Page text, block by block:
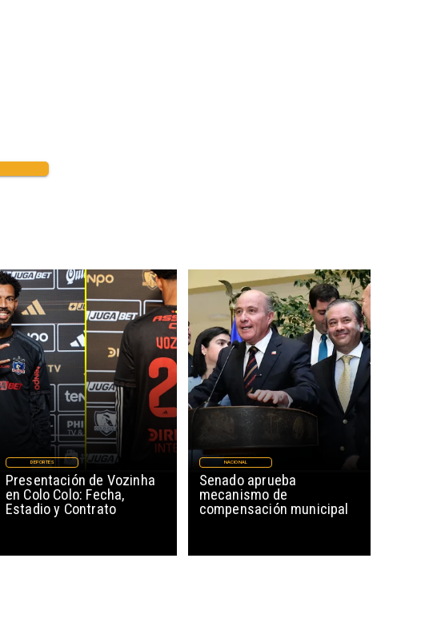
Presentación de Vozinha
en Colo Colo: Fecha,
Estadio y Contrato
DEPORTES
Senado aprueba
mecanismo de
compensación municipal
NACIONAL